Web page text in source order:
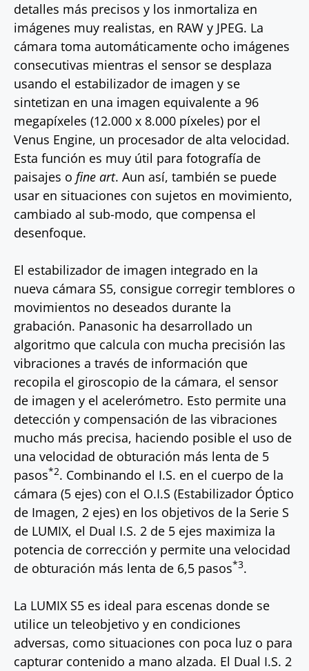
detalles más precisos y los inmortaliza en
imágenes muy realistas, en RAW y JPEG. La
cámara toma automáticamente ocho imágenes
consecutivas mientras el sensor se desplaza
usando el estabilizador de imagen y se
sintetizan en una imagen equivalente a 96
megapíxeles (12.000 x 8.000 píxeles) por el
Venus Engine, un procesador de alta velocidad.
Esta función es muy útil para fotografía de
paisajes o fine art. Aun así, también se puede
usar en situaciones con sujetos en movimiento,
cambiado al sub-modo, que compensa el
desenfoque.
El estabilizador de imagen integrado en la
nueva cámara S5, consigue corregir temblores o
movimientos no deseados durante la
grabación. Panasonic ha desarrollado un
algoritmo que calcula con mucha precisión las
vibraciones a través de información que
recopila el giroscopio de la cámara, el sensor
de imagen y el acelerómetro. Esto permite una
detección y compensación de las vibraciones
mucho más precisa, haciendo posible el uso de
una velocidad de obturación más lenta de 5
pasos*2. Combinando el I.S. en el cuerpo de la
cámara (5 ejes) con el O.I.S (Estabilizador Óptico
de Imagen, 2 ejes) en los objetivos de la Serie S
de LUMIX, el Dual I.S. 2 de 5 ejes maximiza la
potencia de corrección y permite una velocidad
de obturación más lenta de 6,5 pasos*3.
La LUMIX S5 es ideal para escenas donde se
utilice un teleobjetivo y en condiciones
adversas, como situaciones con poca luz o para
capturar contenido a mano alzada. El Dual I.S. 2